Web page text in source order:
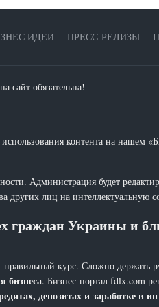
ИДЕИ ПРЕСС-РЕЛИЗЫ
сайт обязательна!
контента на нашем
Администрация будет
лиц на интеллектуальную
граждан Украины и
курс. Сложно держать
бизнеса. Бизнес-портал fdlx.com
депозитах и заработке в